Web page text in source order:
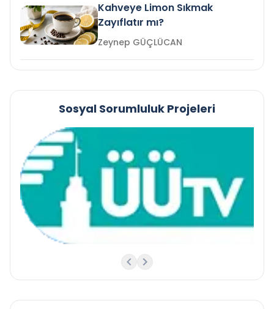
Kahveye Limon Sıkmak
Zayıflatır mı?
Zeynep GÜÇLÜCAN
Sosyal Sorumluluk Projeleri